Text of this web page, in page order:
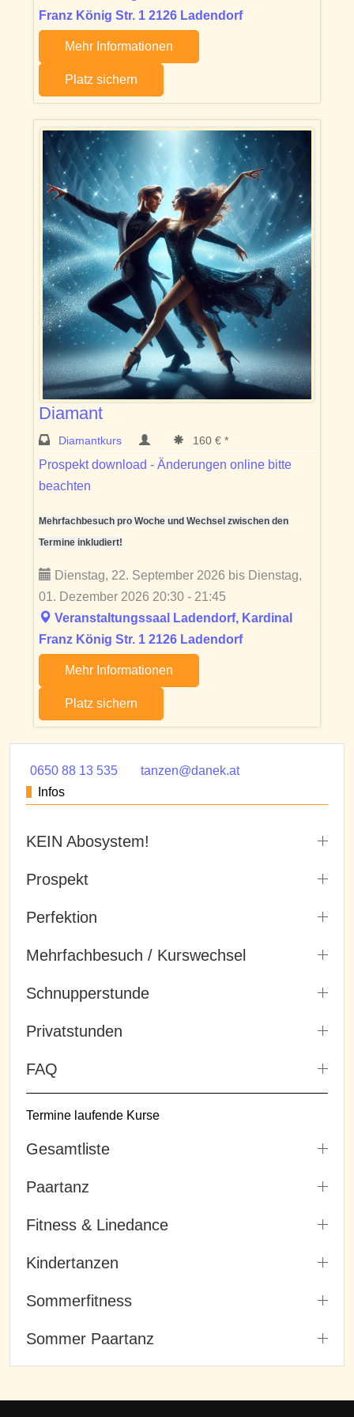
Franz König Str. 1 2126 Ladendorf
Mehr Informationen
Platz sichern
Diamant
Diamantkurs 160 € *
Prospekt download - Änderungen online bitte
beachten
Mehrfachbesuch pro Woche und Wechsel zwischen den
Termine inkludiert!
Dienstag, 22. September 2026 bis Dienstag,
01. Dezember 2026 20:30 - 21:45
Veranstaltungssaal Ladendorf, Kardinal
Franz König Str. 1 2126 Ladendorf
Mehr Informationen
Platz sichern
0650 88 13 535
tanzen@danek.at
Infos
KEIN Abosystem!
Prospekt
Perfektion
Mehrfachbesuch / Kurswechsel
Schnupperstunde
Privatstunden
FAQ
Termine laufende Kurse
Gesamtliste
Paartanz
Fitness & Linedance
Kindertanzen
Sommerfitness
Sommer Paartanz